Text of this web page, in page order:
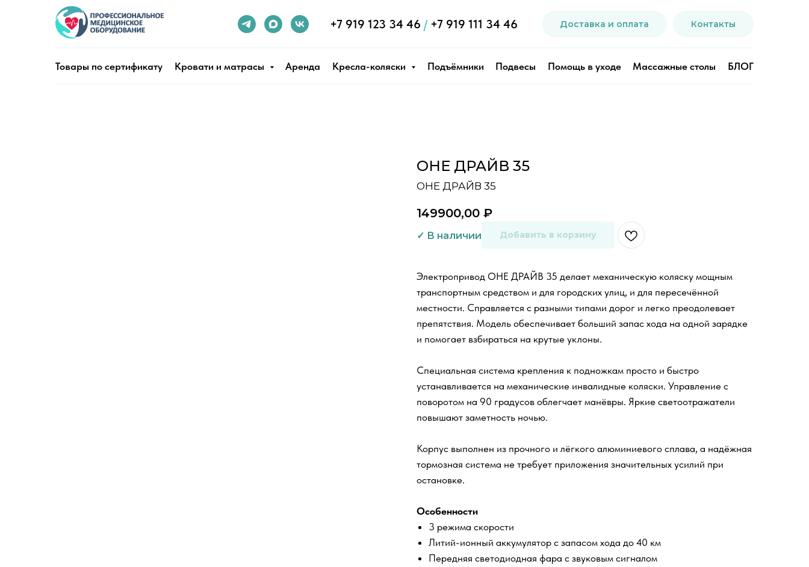
+7 919 123 34 46 / +7 919 111 34 46 Доставка и оплата Контакты
Товары по сертификату Кровати и матрасы Аренда Кресла-коляски Подъёмники Подвесы Помощь в уходе Массажные столы БЛОГ
ОНЕ ДРАЙВ 35
ОНЕ ДРАЙВ 35
149900,00 ₽
Добавить в корзину
Электропривод ОНЕ ДРАЙВ 35 делает механическую коляску мощным
транспортным средством и для городских улиц, и для пересечённой
местности. Справляется с разными типами дорог и легко преодолевает
препятствия. Модель обеспечивает больший запас хода на одной зарядке
и помогает взбираться на крутые уклоны.
Специальная система крепления к подножкам просто и быстро
устанавливается на механические инвалидные коляски. Управление с
поворотом на 90 градусов облегчает манёвры. Яркие светоотражатели
повышают заметность ночью.
Корпус выполнен из прочного и лёгкого алюминиевого сплава, а надёжная
тормозная система не требует приложения значительных усилий при
остановке.
Особенности
3 режима скорости
Литий-ионный аккумулятор с запасом хода до 40 км
Передняя светодиодная фара с звуковым сигналом